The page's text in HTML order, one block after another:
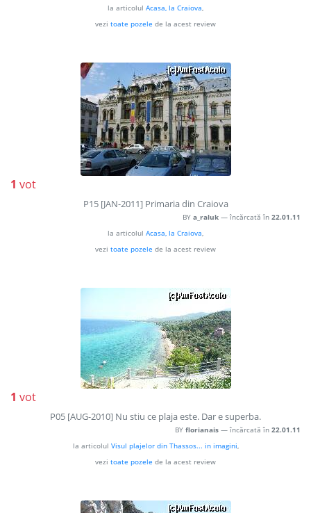
la articolul Acasa, la Craiova,
vezi toate pozele de la acest review
1 vot
P15 [JAN-2011] Primaria din Craiova
BY a_raluk — încărcată în 22.01.11
la articolul Acasa, la Craiova,
vezi toate pozele de la acest review
1 vot
P05 [AUG-2010] Nu stiu ce plaja este. Dar e superba.
BY florianais — încărcată în 22.01.11
la articolul Visul plajelor din Thassos... in imagini,
vezi toate pozele de la acest review